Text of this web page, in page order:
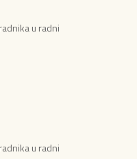
u radni
u radni